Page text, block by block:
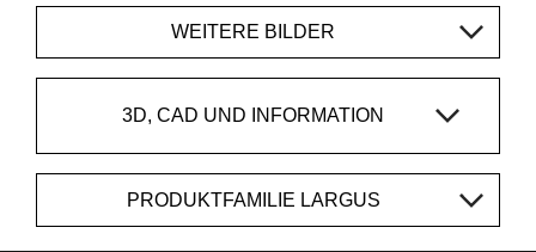
WEITERE BILDER
3D, CAD UND INFORMATION
PRODUKTFAMILIE LARGUS